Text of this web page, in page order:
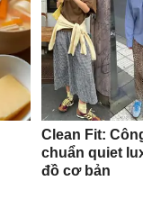
Clean Fit:
chuẩn quiet
đồ cơ bản